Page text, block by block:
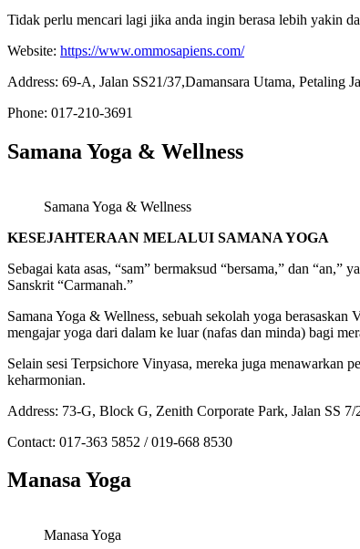
Tidak perlu mencari lagi jika anda ingin berasa lebih yakin
Website: https://www.ommosapiens.com/
Address: 69-A, Jalan SS21/37,Damansara Utama, Petaling
Phone: 017-210-3691
Samana Yoga & Wellness
Samana Yoga & Wellness
KESEJAHTERAAN MELALUI SAMANA YOGA
Sebagai kata asas, “sam” bermaksud “bersama,” dan
Sanskrit “Carmanah.”
Samana Yoga & Wellness, sebuah sekolah yoga
mengajar yoga dari dalam ke luar (nafas dan minda) bagi
Selain sesi Terpsichore Vinyasa, mereka juga menawarkan
keharmonian.
Address: 73-G, Block G, Zenith Corporate Park, Jalan SS 7/
Contact: 017-363 5852 / 019-668 8530
Manasa Yoga
Manasa Yoga